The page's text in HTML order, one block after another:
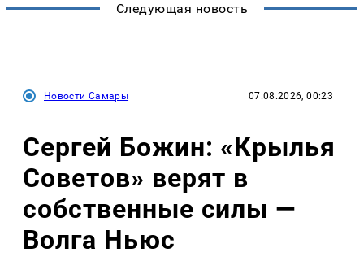
Следующая новость
Новости Самары 07.08.2026, 00:23
Сергей Божин: «Крылья
Советов» верят в
собственные силы —
Волга Ньюс